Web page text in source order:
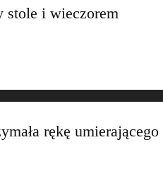
stole i wieczorem
rękę